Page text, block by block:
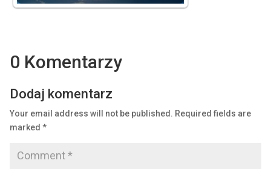
0 Komentarzy
Dodaj komentarz
Your email address will not be published. Required fields are
marked *